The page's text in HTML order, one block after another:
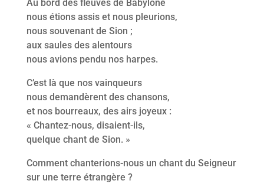
Au bord des fleuves de Babylone
nous étions assis et nous pleurions,
nous souvenant de Sion ;
aux saules des alentours
nous avions pendu nos harpes.
C’est là que nos vainqueurs
nous demandèrent des chansons,
et nos bourreaux, des airs joyeux :
« Chantez-nous, disaient-ils,
quelque chant de Sion. »
Comment chanterions-nous un chant du Seigneur
sur une terre étrangère ?